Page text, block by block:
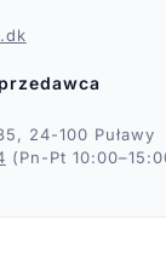
24-100 Puławy
(Pn-Pt